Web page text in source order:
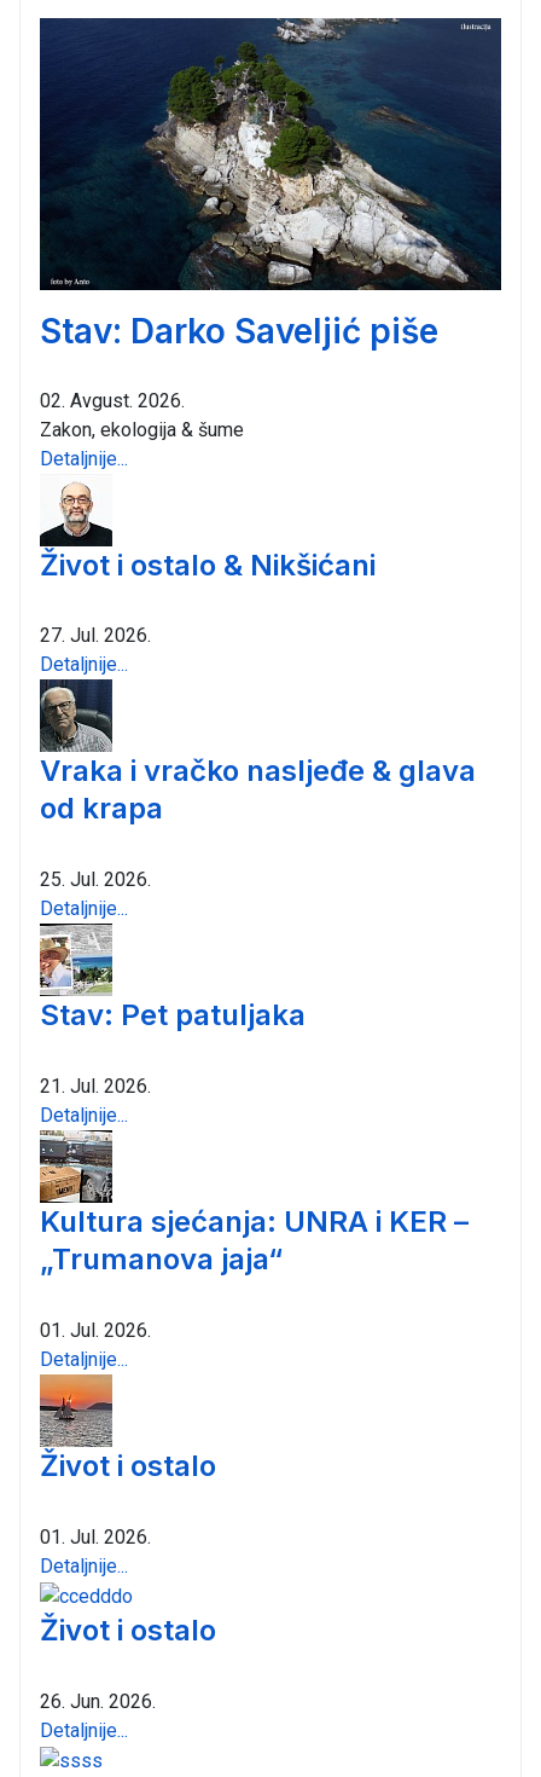
Stav: Darko Saveljić piše
02. Avgust. 2026.
Zakon, ekologija & šume
Detaljnije...
Život i ostalo & Nikšićani
27. Jul. 2026.
Detaljnije...
Vraka i vračko nasljeđe & glava
od krapa
25. Jul. 2026.
Detaljnije...
Stav: Pet patuljaka
21. Jul. 2026.
Detaljnije...
Kultura sjećanja: UNRA i KER –
„Trumanova jaja“
01. Jul. 2026.
Detaljnije...
Život i ostalo
01. Jul. 2026.
Detaljnije...
Život i ostalo
26. Jun. 2026.
Detaljnije...